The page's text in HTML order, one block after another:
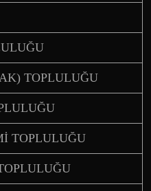
TOPLULUĞU
TOPLULUĞU